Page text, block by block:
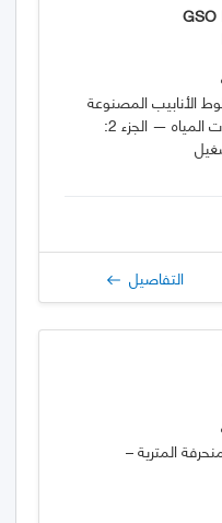
الأنابيب المصنوعة
من الحديد اللدن لتطبيقات المياه — الجزء 2:
التفاصيل
المترية –